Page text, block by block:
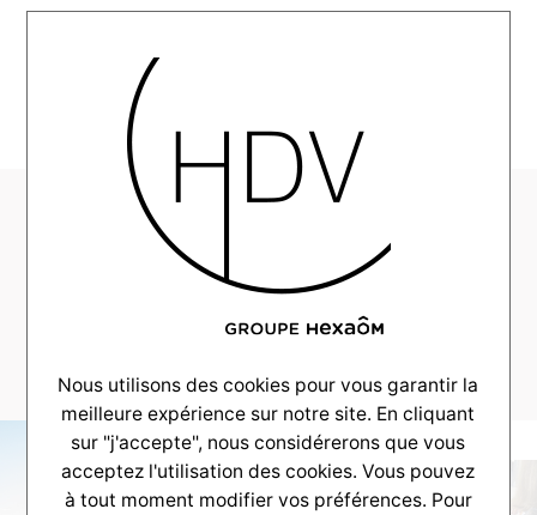
HDV-Realisation-
Alpha-Carignan-
_0004_DSC_8805
Nous utilisons des cookies pour vous garantir la
meilleure expérience sur notre site. En cliquant
sur "j'accepte", nous considérerons que vous
acceptez l'utilisation des cookies. Vous pouvez
à tout moment modifier vos préférences. Pour